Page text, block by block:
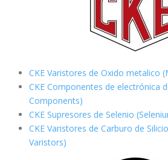
CKE Varistores de Oxido metalico
CKE Componentes de electrónica
Components)
CKE Supresores de Selenio
CKE Varistores de Carburo de Silicio
Varistors)